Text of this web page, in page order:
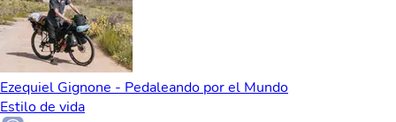
Ezequiel Gignone - Pedaleando por el Mundo
Estilo de vida